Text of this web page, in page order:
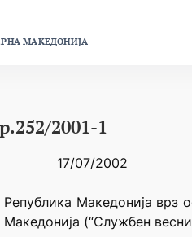
МАКЕДОНИЈА
2001-1
17/07/2002
Република Македонија врз
(“Службен